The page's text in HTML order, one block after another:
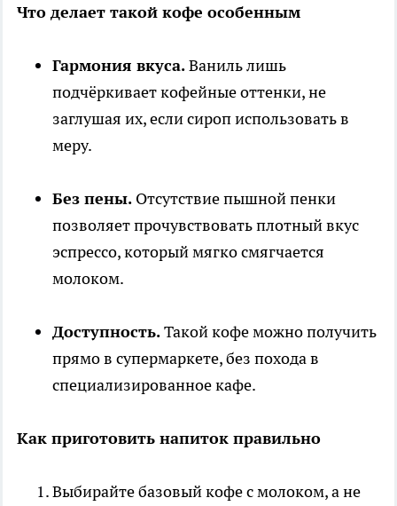
Что делает такой кофе особенным
Гармония вкуса.Ваниль лишь
подчёркивает кофейные оттенки, не
заглушая их, если сироп использовать в
меру.
Без пены. Отсутствие пышной пенки
позволяет прочувствовать плотный вкус
эспрессо, который мягко смягчается
молоком.
Доступность.Такой кофе можно получить
прямо в супермаркете, без похода в
специализированное кафе.
Как приготовить напиток правильно
Выбирайте базовый кофе с молоком, а не